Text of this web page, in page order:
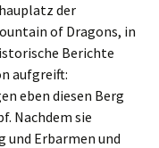
der
of Dragons, in
Berichte
aufgreift:
eben diesen Berg
Nachdem sie
und Erbarmen und